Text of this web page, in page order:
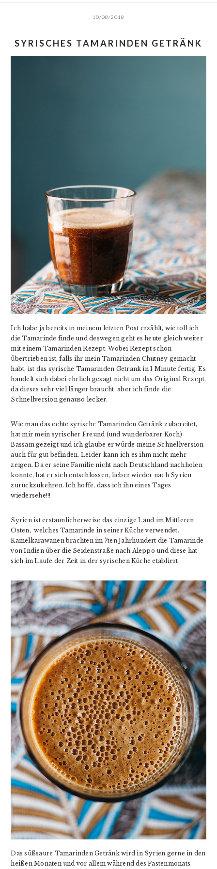
10/08/2018
SYRISCHES TAMARINDEN GETRÄNK
Ich habe ja bereits in meinem letzten Post erzählt, wie toll ich
die Tamarinde finde und deswegen geht es heute gleich weiter
mit einem Tamarinden Rezept. Wobei Rezept schon
übertrieben ist, falls ihr mein Tamarinden Chutney gemacht
habt, ist das syrische Tamarinden Getränk in 1 Minute fertig. Es
handelt sich dabei ehrlich gesagt nicht um das Original Rezept,
da dieses sehr viel länger braucht, aber ich finde die
Schnellversion genauso lecker.
Wie man das echte syrische Tamarinden Getränk zubereitet,
hat mir mein syrischer Freund (und wunderbarer Koch)
Bassamgezeigt und ich glaube er würde meine Schnellversion
auch für gut befinden. Leider kann ich es ihm nicht mehr
zeigen. Da er seine Familie nicht nach Deutschland nachholen
konnte, hat er sich entschlossen, lieber wieder nach Syrien
zurückzukehren. Ich hoffe, dass ich ihn eines Tages
wiedersehe!!!
Syrien ist erstaunlicherweise das einzige Land im Mittleren
Osten,welches Tamarinde in seiner Küche verwendet.
Kamelkarawanen brachten im 7tenJahrhundert die Tamarinde
von Indien über die Seidenstraße nach Aleppo und diese hat
sich im Laufe der Zeit in der syrischen Küche etabliert.
Das süßsaure Tamarinden Getränkwird in Syrien gerne in den
heißen Monaten und vor allem während des Fastenmonats